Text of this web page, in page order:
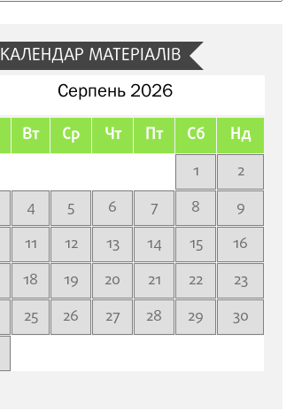
КАЛЕНДАР МАТЕРІАЛІВ
Серпень 2026
Вт Ср Чт Пт Сб Нд
1
2
4 5 6 7 8
9
11 12 13 14 15
16
18 19 20 21 22
23
25 26 27 28 29
30